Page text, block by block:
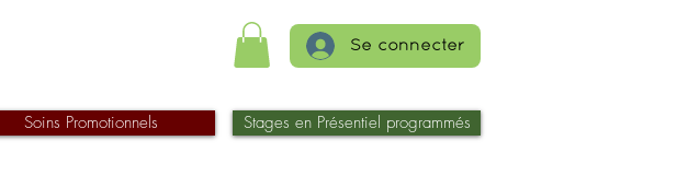
Se connecter
Soins Promotionnels Stages en Présentiel programmés